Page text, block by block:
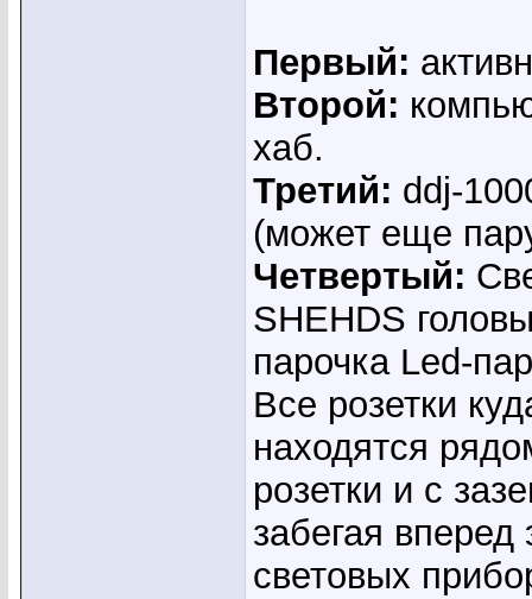
Первый:
Второй:
хаб.
Третий: ddj-
(может еще
Четвертый:
SHEHDS
парочка Led-
Все розетки
находятся
розетки и с
забегая
световых